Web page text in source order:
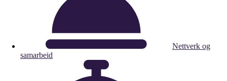
Nettverk og
samarbeid